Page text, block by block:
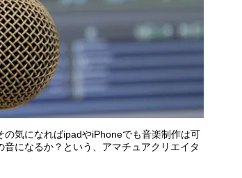
気になればipadやiPhoneでも音楽制作は可
になるか？という、アマチュアクリエイタ